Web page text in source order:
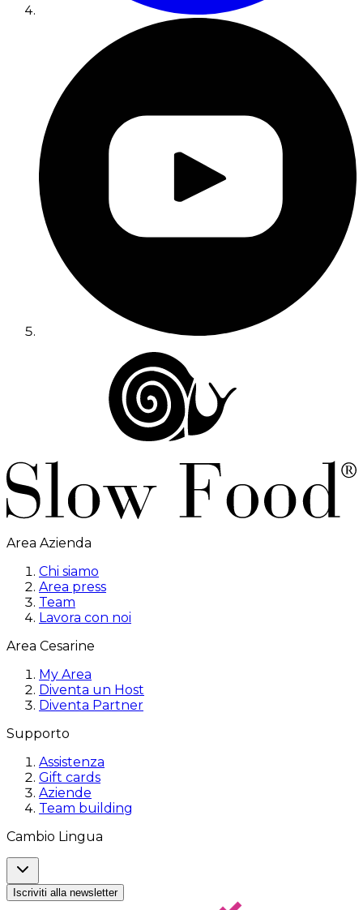
Area Azienda
Chi siamo
Area press
Team
Lavora con noi
Area Cesarine
My Area
Diventa un Host
Diventa Partner
Supporto
Assistenza
Gift cards
Aziende
Team building
Cambio Lingua
Iscriviti alla newsletter